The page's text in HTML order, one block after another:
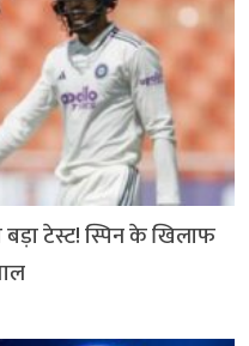
बड़ा टेस्ट! स्पिन के खिलाफ